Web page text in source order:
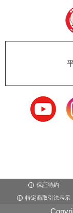
保証特約
特定商取引法表示